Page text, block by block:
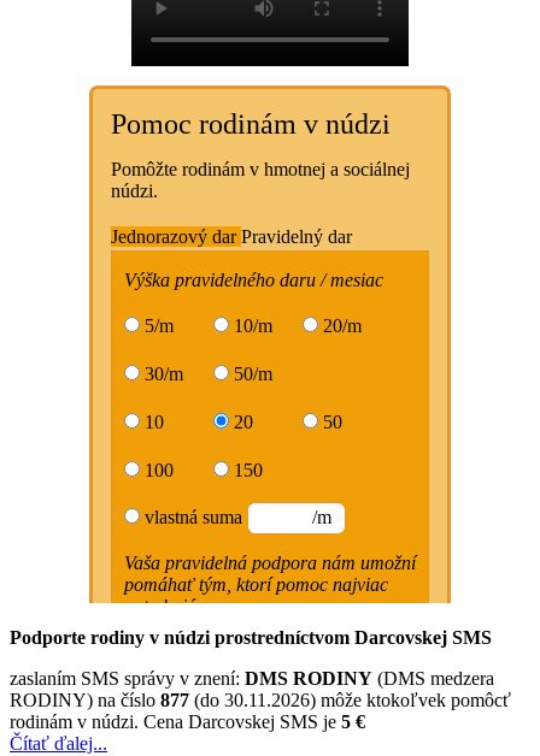
Podporte rodiny v núdzi prostredníctvom Darcovskej SMS
zaslaním SMS správy v znení: DMS RODINY (DMS medzera
RODINY) na číslo 877 (do 30.11.2026) môže ktokoľvek pomôcť
rodinám v núdzi. Cena Darcovskej SMS je 5 €
Čítať ďalej...